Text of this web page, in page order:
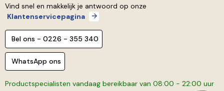
Vind snel en makkelijk je antwoord op onze
Klantenservicepagina
Bel ons - 0226 - 355 340
WhatsApp ons
Productspecialisten vandaag bereikbaar van 08:00 - 22:00 uur